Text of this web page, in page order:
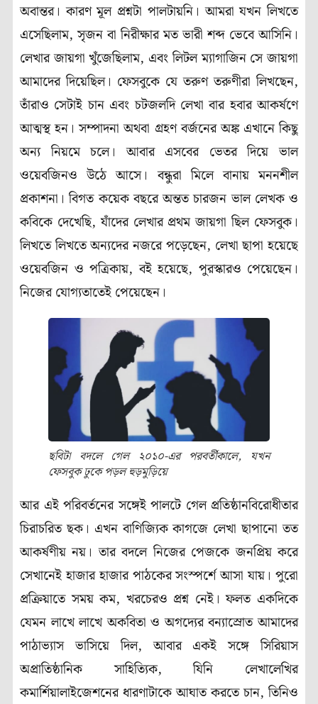
অবান্তর। কারণ মূল প্রশ্নটা পালটায়নি। আমরা যখন লিখতে
এসেছিলাম, সৃজন বা নিরীক্ষার মত ভারী শব্দ ভেবে আসিনি।
লেখার জায়গা খুঁজেছিলাম, এবং লিটল ম্যাগাজিন সে জায়গা
আমাদের দিয়েছিল। ফেসবুকে যে তরুণ তরুণীরা লিখছেন,
তাঁরাও সেটাই চান এবং চটজলদি লেখা বার হবার আকর্ষণে
আত্মস্থ হন। সম্পাদনা অথবা গ্রহণ বর্জনের অঙ্ক এখানে কিছু
অন্য নিয়মে চলে। আবার এসবের ভেতর দিয়ে ভাল
ওয়েবজিনও উঠে আসে। বন্ধুরা মিলে বানায় মননশীল
প্রকাশনা। বিগত কয়েক বছরে অন্তত চারজন ভাল লেখক ও
কবিকে দেখেছি, যাঁদের লেখার প্রথম জায়গা ছিল ফেসবুক।
লিখতে লিখতে অন্যদের নজরে পড়েছেন, লেখা ছাপা হয়েছে
ওয়েবজিন ও পত্রিকায়, বই হয়েছে, পুরস্কারও পেয়েছেন।
নিজের যোগ্যতাতেই পেয়েছেন।
ছবিটা বদলে গেল ২০১০-এর পরবর্তীকালে, যখন
ফেসবুক ঢুকে পড়ল হুড়মুড়িয়ে
আর এই পরিবর্তনের সঙ্গেই পালটে গেল প্রতিষ্ঠানবিরোধীতার
চিরাচরিত ছক। এখন বাণিজ্যিক কাগজে লেখা ছাপানো তত
আকর্ষণীয় নয়। তার বদলে নিজের পেজকে জনপ্রিয় করে
সেখানেই হাজার হাজার পাঠকের সংস্পর্শে আসা যায়। পুরো
প্রক্রিয়াতে সময় কম, খরচেরও প্রশ্ন নেই। ফলত একদিকে
যেমন লাখে লাখে অকবিতা ও অগদ্যের বন্যাস্রোত আমাদের
পাঠাভ্যাস ভাসিয়ে দিল, আবার একই সঙ্গে সিরিয়াস
অপ্রাতিষ্ঠানিক সাহিত্যিক, যিনি লেখালেখির
কমার্শিয়ালাইজেশনের ধারণাটাকে আঘাত করতে চান, তিনিও